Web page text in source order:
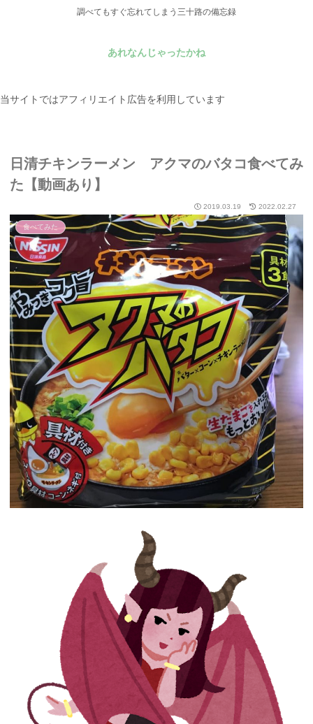
調べてもすぐ忘れてしまう三十路の備忘録
あれなんじゃったかね
当サイトではアフィリエイト広告を利用しています
日清チキンラーメン アクマのバタコ食べてみ
た【動画あり】
2019.03.19 2022.02.27
食べてみた